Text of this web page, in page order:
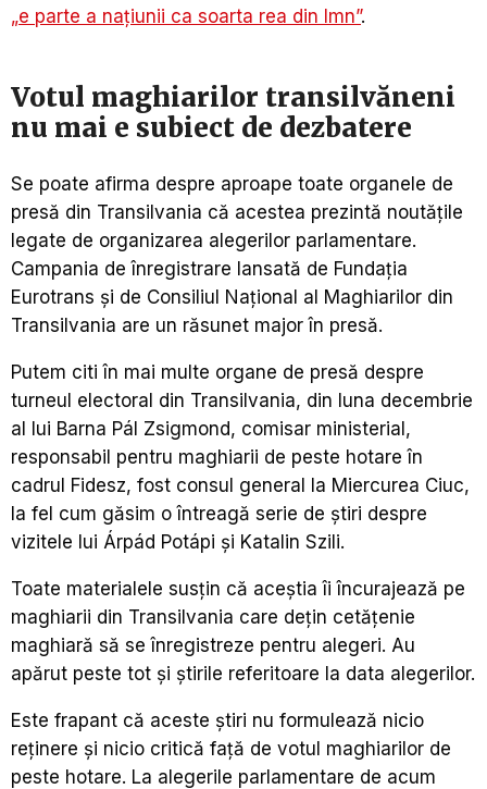
„e parte a națiunii ca soarta rea din Imn”.
Votul maghiarilor transilvăneni
nu mai e subiect de dezbatere
Se poate afirma despre aproape toate organele de
presă din Transilvania că acestea prezintă noutățile
legate de organizarea alegerilor parlamentare.
Campania de înregistrare lansată de Fundația
Eurotrans și de Consiliul Național al Maghiarilor din
Transilvania are un răsunet major în presă.
Putem citi în mai multe organe de presă despre
turneul electoral din Transilvania, din luna decembrie
al lui Barna Pál Zsigmond, comisar ministerial,
responsabil pentru maghiarii de peste hotare în
cadrul Fidesz, fost consul general la Miercurea Ciuc,
la fel cum găsim o întreagă serie de știri despre
vizitele lui Árpád Potápi și Katalin Szili.
Toate materialele susțin că aceștia îi încurajează pe
maghiarii din Transilvania care dețin cetățenie
maghiară să se înregistreze pentru alegeri. Au
apărut peste tot și știrile referitoare la data alegerilor.
Este frapant că aceste știri nu formulează nicio
reținere și nicio critică față de votul maghiarilor de
peste hotare. La alegerile parlamentare de acum